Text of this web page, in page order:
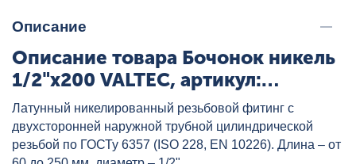
Описание
Описание товара Бочонок никель
1/2"x200 VALTEC, артикул:
VTr.652.N.0420
Латунный никелированный резьбовой фитинг с
двухсторонней наружной трубной цилиндрической
резьбой по ГОСТу 6357 (ISO 228, EN 10226). Длина – от